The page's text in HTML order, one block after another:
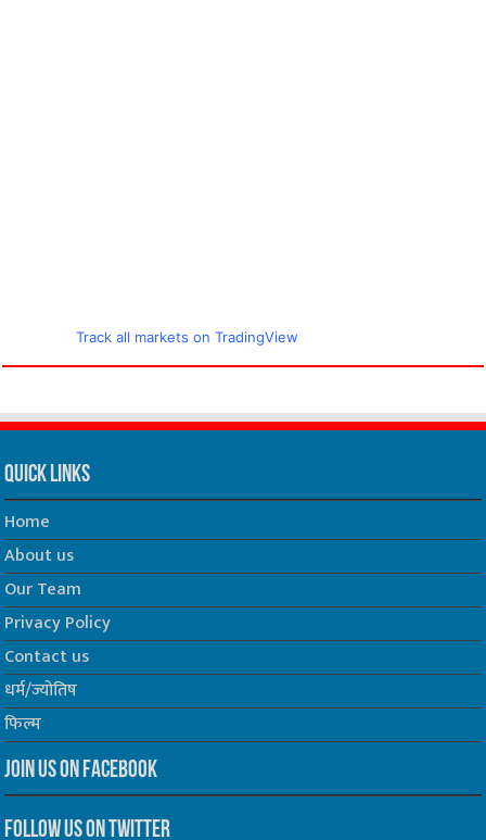
Track all markets on TradingView
Quick Links
Home
About us
Our Team
Privacy Policy
Contact us
धर्म/ज्योतिष
फिल्म
Join us on Facebook
Follow us on Twitter